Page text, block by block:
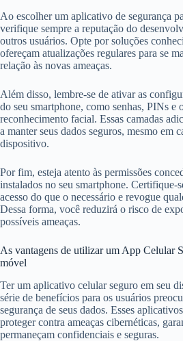
Ao escolher um aplicativo de segurança
verifique sempre a reputação do
outros usuários. Opte por soluções
ofereçam atualizações regulares para se
relação às novas ameaças.
Além disso, lembre-se de ativar as
do seu smartphone, como senhas, PINs
reconhecimento facial. Essas camadas
a manter seus dados seguros, mesmo em
dispositivo.
Por fim, esteja atento às permissões
instalados no seu smartphone. Certifique-
acesso do que o necessário e revogue
Dessa forma, você reduzirá o risco de
possíveis ameaças.
As vantagens de utilizar um App Celular
móvel
Ter um aplicativo celular seguro em seu
série de benefícios para os usuários
segurança de seus dados. Esses
proteger contra ameaças cibernéticas,
permaneçam confidenciais e seguras.